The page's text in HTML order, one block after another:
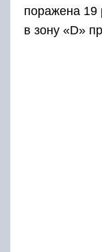
поражена 19
в зону «D»